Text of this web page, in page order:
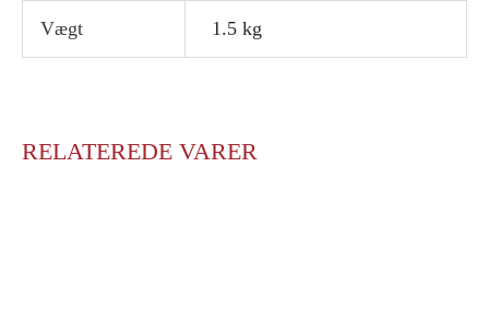
Vægt 1.5 kg
RELATEREDE VARER